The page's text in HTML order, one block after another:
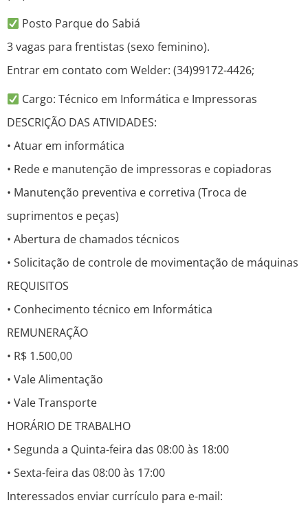
Posto Parque do Sabiá
3 vagas para frentistas (sexo feminino).
Entrar em contato com Welder: (34)99172-4426;
Cargo: Técnico em Informática e Impressoras
DESCRIÇÃO DAS ATIVIDADES:
• Atuar em informática
• Rede e manutenção de impressoras e copiadoras
• Manutenção preventiva e corretiva (Troca de
suprimentos e peças)
• Abertura de chamados técnicos
• Solicitação de controle de movimentação de máquinas
REQUISITOS
• Conhecimento técnico em Informática
REMUNERAÇÃO
• R$ 1.500,00
• Vale Alimentação
• Vale Transporte
HORÁRIO DE TRABALHO
• Segunda a Quinta-feira das 08:00 às 18:00
• Sexta-feira das 08:00 às 17:00
Interessados enviar currículo para e-mail: